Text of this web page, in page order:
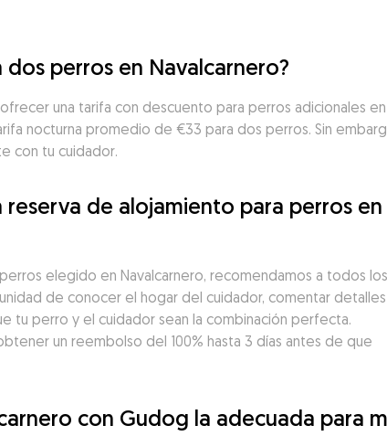
perros en Navalcarnero?
una tarifa con descuento para perros adicionales en
nocturna promedio de €33 para dos perros. Sin
con tu cuidador.
de alojamiento para perros en
elegido en Navalcarnero, recomendamos a todos los
de conocer el hogar del cuidador, comentar detalles
perro y el cuidador sean la combinación perfecta.
un reembolso del 100% hasta 3 días antes de que
con Gudog la adecuada para